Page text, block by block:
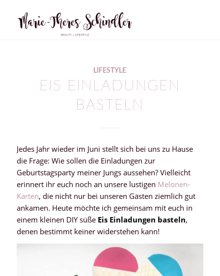
LIFESTYLE
EIS EINLADUNGEN
BASTELN
Jedes Jahr wieder im Juni stellt sich bei uns zu Hause
die Frage: Wie sollen die Einladungen zur
Geburtstagsparty meiner Jungs aussehen? Vielleicht
erinnert ihr euch noch an unsere lustigen Melonen-
Karten, die nicht nur bei unseren Gästen ziemlich gut
ankamen. Heute möchte ich gemeinsam mit euch in
einem kleinen DIY süße Eis Einladungen basteln,
denen bestimmt keiner widerstehen kann!